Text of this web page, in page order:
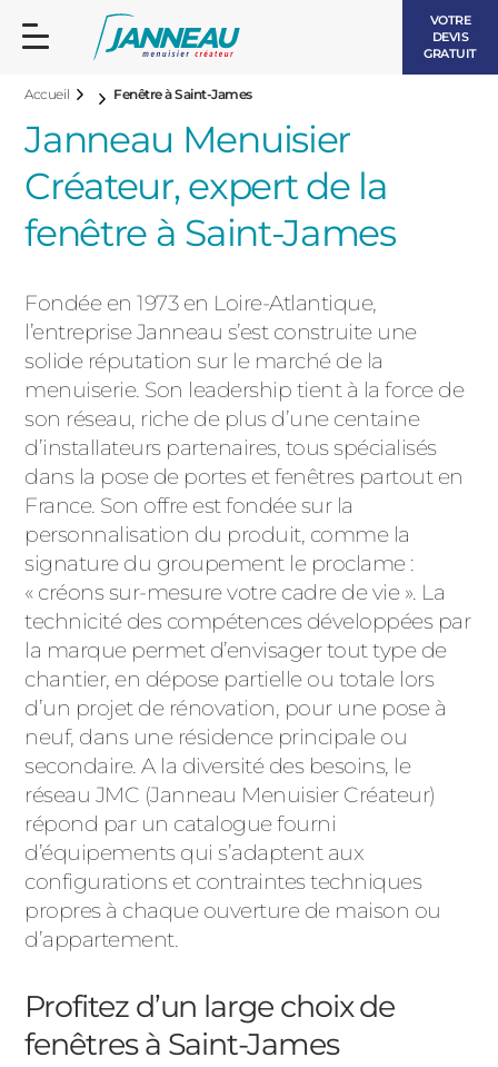
VOTRE
DEVIS
GRATUIT
Accueil Fenêtre à Saint-James
Janneau Menuisier
Créateur, expert de la
fenêtre à Saint-James
Fondée en 1973 en Loire-Atlantique,
l’entreprise Janneau s’est construite une
solide réputation sur le marché de la
menuiserie. Son leadership tient à la force de
son réseau, riche de plus d’une centaine
d’installateurs partenaires, tous spécialisés
dans la pose de portes et fenêtres partout en
France. Son offre est fondée sur la
personnalisation du produit, comme la
signature du groupement le proclame :
« créons sur-mesure votre cadre de vie ». La
technicité des compétences développées par
la marque permet d’envisager tout type de
chantier, en dépose partielle ou totale lors
d’un projet de rénovation, pour une pose à
neuf, dans une résidence principale ou
secondaire. A la diversité des besoins, le
réseau JMC (Janneau Menuisier Créateur)
répond par un catalogue fourni
d’équipements qui s’adaptent aux
configurations et contraintes techniques
propres à chaque ouverture de maison ou
d’appartement.
Profitez d’un large choix de
fenêtres à Saint-James
FENÊTRES ET PORTES-FENÊTRES
BOIS
PVC
ALUMINIUM
ACIER
BAIES VITRÉES
PORTES D’ENTRÉELES INTEMPORELLES
LES LUMINEUSES
VOLETS ROULANTS
PERGOLAS
PORTAILS ET PORTILLONS
CARPORTS